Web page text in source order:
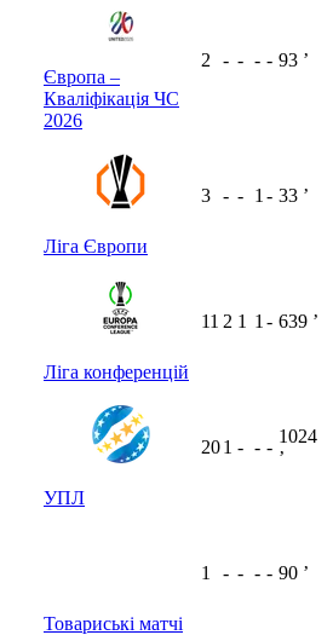
Європа –
Кваліфікація ЧС
2026
2 - - - - 93 ʼ
Ліга Європи
3 - - 1 - 33 ʼ
Ліга конференцій
11 2 1 1 - 639 ʼ
УПЛ
201 - - -
1024
ʼ
Товариські матчі
1 - - - - 90 ʼ